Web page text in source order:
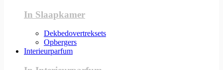
In Slaapkamer
Dekbedovertreksets
Opbergers
Interieurparfum